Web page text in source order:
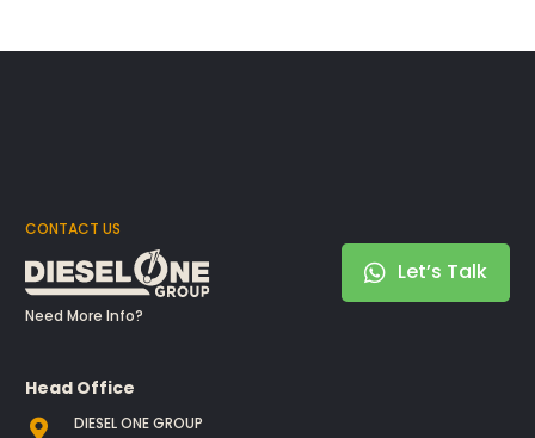
CONTACT US
Need More Info?
Let’s Talk
Head Office
DIESEL ONE GROUP